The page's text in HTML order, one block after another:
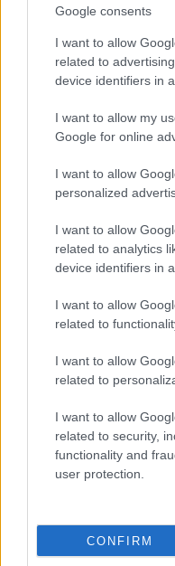
Google consents
I want to allow
related to
device identifiers in
I want to allow my
Google for online
I want to allow
personalized
I want to allow
related to analytics
device identifiers in
I want to allow
related to
I want to allow
related to
I want to allow
related to security,
functionality and
user protection.
CONFIRM
3 Maja 19.,
WOMEX 2017
Ritmus és hang•2017.
Október 25-29 között
után - idén ismét
90 ország közel 2600
WOMEX-en. Öt nap
türelmes és jókedvű
folyamatosan szólt a